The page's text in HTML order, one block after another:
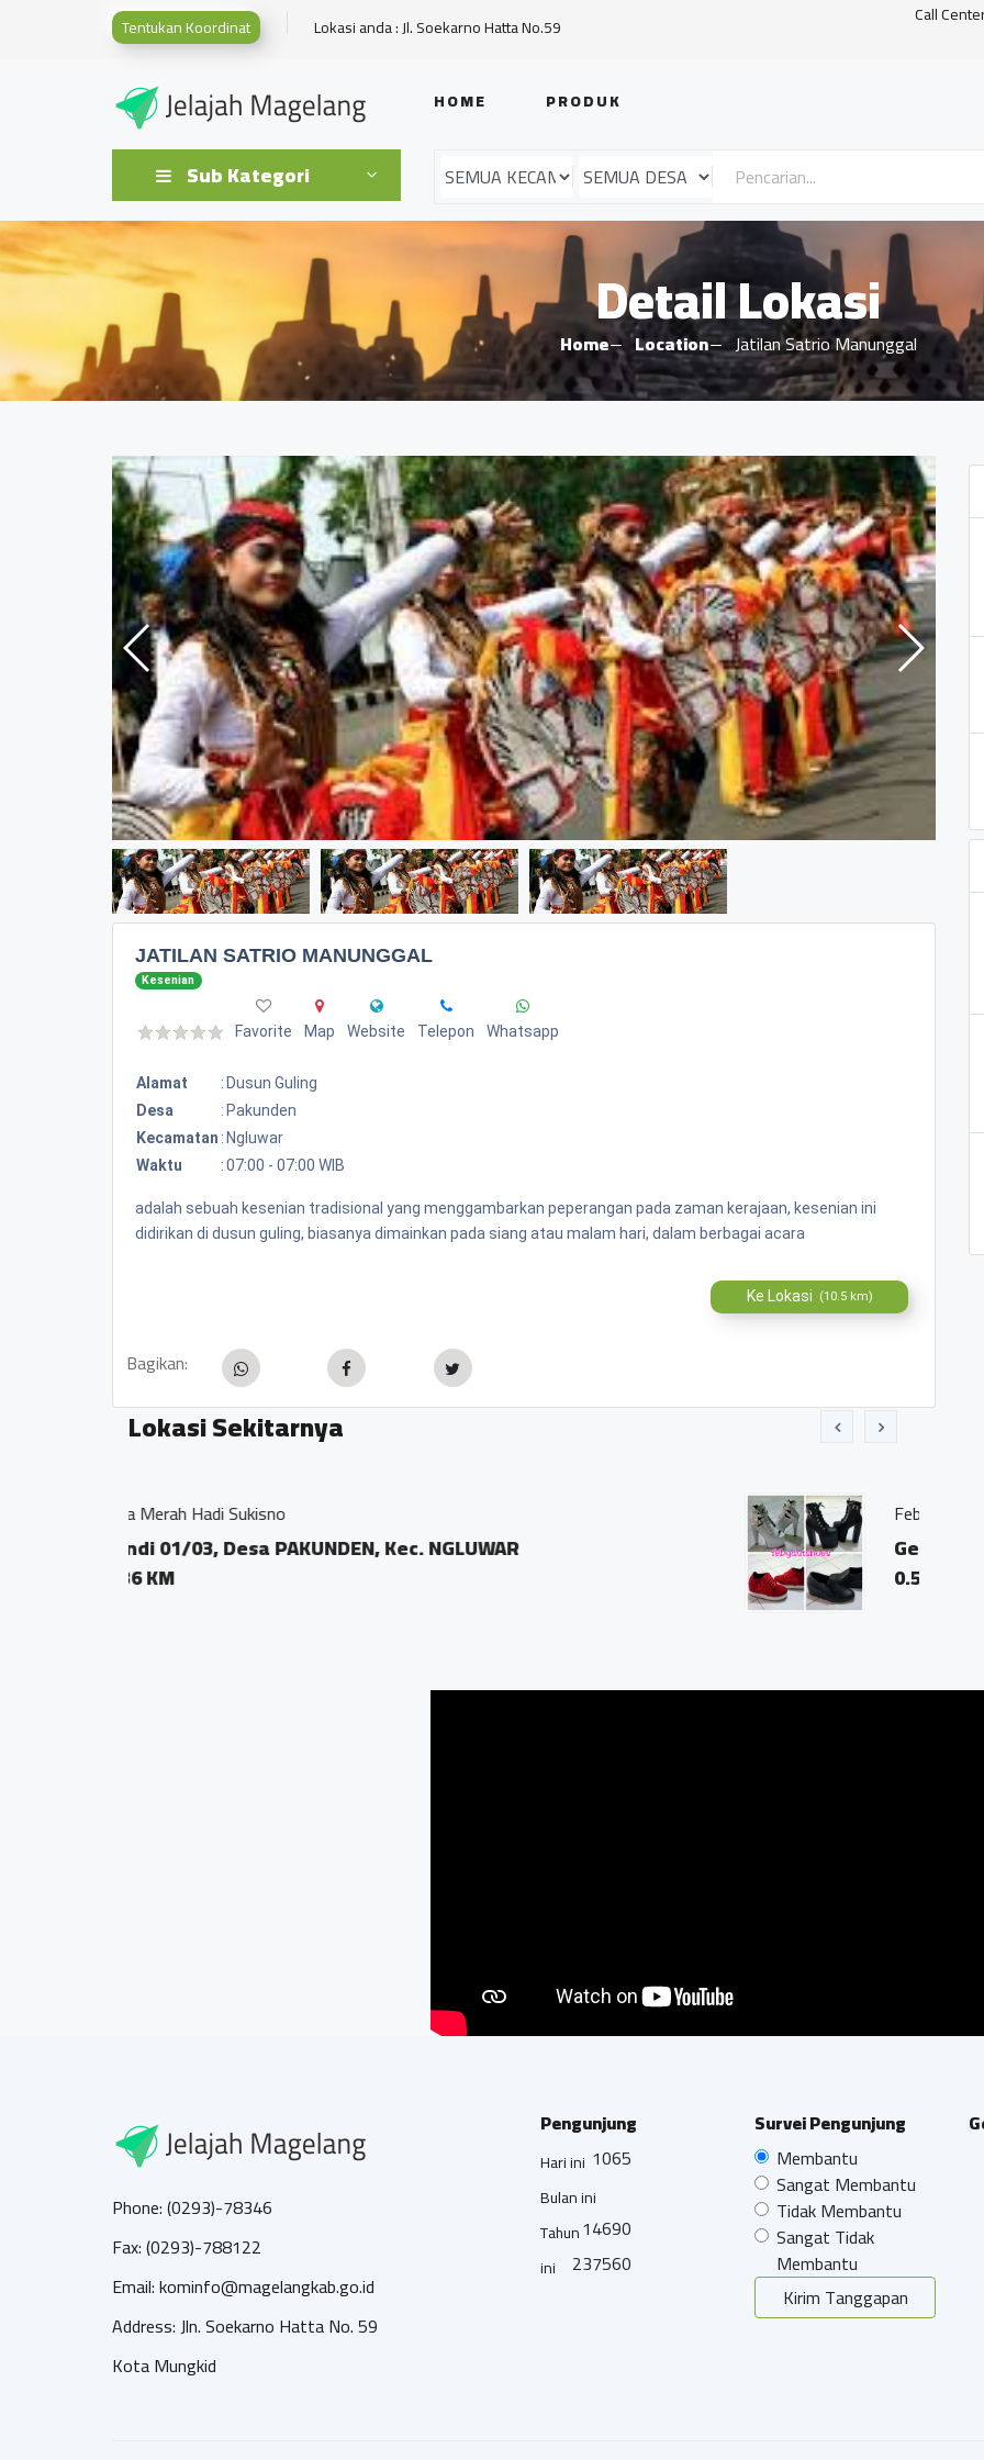
Tentukan Koordinat Lokasi anda : Jl. Soekarno Hatta No.59 Call
HOME PRODUK
Sub Kategori
Detail Lokasi
Home Location Jatilan Satrio Manunggal
JATILAN SATRIO MANUNGGAL
Kesenian
Favorite Map Website Telepon Whatsapp
Alamat : Dusun Guling
Desa
: Pakunden
Kecamatan : Ngluwar
Waktu
:07:00 - 07:00 WIB
adalah sebuah kesenian tradisional yang menggambarkan peperangan pada zaman kerajaan, kesenian ini
didirikan di dusun guling, biasanya dimainkan pada siang atau malam hari, dalam berbagai acara
Ke Lokasi (10.5 km)
Bagikan:
Lokasi Sekitarnya
Gedog rt 02 rw 08 Ngluwar, Magelang
Phone: (0293)-78346
Fax: (0293)-788122
Email: kominfo@magelangkab.go.id
Address: Jln. Soekarno Hatta No. 59
Kota Mungkid
Pengunjung
Hari ini 1065
Bulan ini
14690
Tahun
ini
237560
Survei Pengunjung
Membantu
Sangat Membantu
Tidak Membantu
Sangat Tidak
Membantu
Kirim Tanggapan